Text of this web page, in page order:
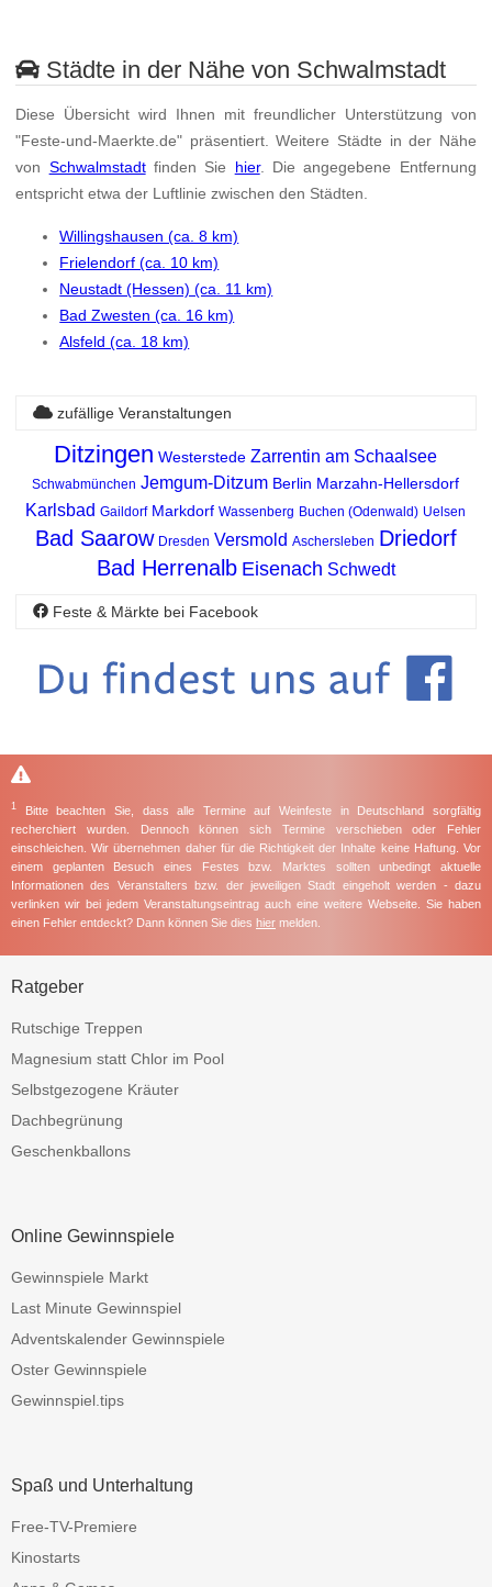
Städte in der Nähe von Schwalmstadt
Diese Übersicht wird Ihnen mit freundlicher Unterstützung von
"Feste-und-Maerkte.de" präsentiert. Weitere Städte in der Nähe
von Schwalmstadtfinden Sie hier. Die angegebene Entfernung
entspricht etwa der Luftlinie zwischen den Städten.
Willingshausen (ca. 8 km)
Frielendorf (ca. 10 km)
Neustadt (Hessen) (ca. 11 km)
Bad Zwesten (ca. 16 km)
Alsfeld (ca. 18 km)
zufällige Veranstaltungen
Ditzingen Westerstede Zarrentin am Schaalsee
Schwabmünchen Jemgum-Ditzum Berlin Marzahn-Hellersdorf
Karlsbad Gaildorf Markdorf Wassenberg Buchen (Odenwald) Uelsen
Bad Saarow Dresden Versmold Aschersleben Driedorf
Bad Herrenalb Eisenach Schwedt
Feste & Märkte bei Facebook
1 Bitte beachten Sie, dass alle Termine auf Weinfeste in Deutschland sorgfältig
recherchiert wurden. Dennoch können sich Termine verschieben oder Fehler
einschleichen. Wir übernehmen daher für die Richtigkeit der Inhalte keine Haftung. Vor
einem geplanten Besuch eines Festes bzw. Marktes sollten unbedingt aktuelle
Informationen des Veranstalters bzw. der jeweiligen Stadt eingeholt werden - dazu
verlinken wir bei jedem Veranstaltungseintrag auch eine weitere Webseite. Sie haben
einen Fehler entdeckt? Dann können Sie dies hier melden.
Ratgeber
Rutschige Treppen
Magnesium statt Chlor im Pool
Selbstgezogene Kräuter
Dachbegrünung
Geschenkballons
Online Gewinnspiele
Gewinnspiele Markt
Last Minute Gewinnspiel
Adventskalender Gewinnspiele
Oster Gewinnspiele
Gewinnspiel.tips
Spaß und Unterhaltung
Free-TV-Premiere
Kinostarts